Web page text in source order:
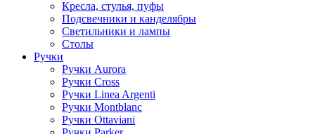
Кресла, стулья, пуфы
Подсвечники и канделябры
Светильники и лампы
Столы
Ручки
Ручки Aurora
Ручки Cross
Ручки Linea Argenti
Ручки Montblanc
Ручки Ottaviani